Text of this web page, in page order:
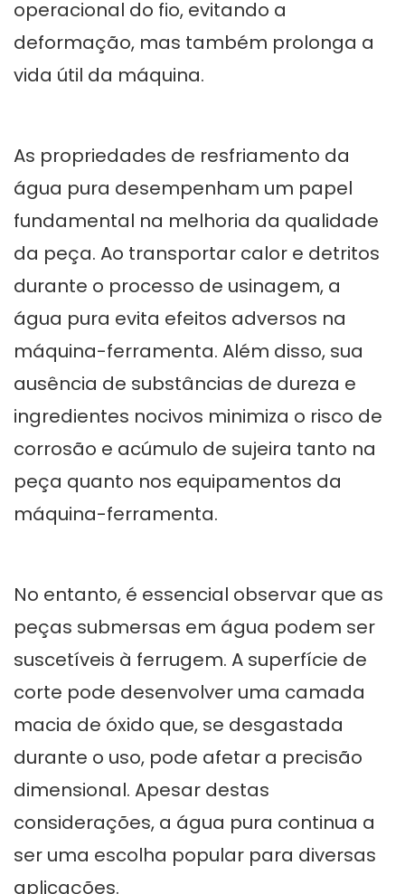
operacional do fio, evitando a
deformação, mas também prolonga a
vida útil da máquina.
As propriedades de resfriamento da
água pura desempenham um papel
fundamental na melhoria da qualidade
da peça. Ao transportar calor e detritos
durante o processo de usinagem, a
água pura evita efeitos adversos na
máquina-ferramenta. Além disso, sua
ausência de substâncias de dureza e
ingredientes nocivos minimiza o risco de
corrosão e acúmulo de sujeira tanto na
peça quanto nos equipamentos da
máquina-ferramenta.
No entanto, é essencial observar que as
peças submersas em água podem ser
suscetíveis à ferrugem. A superfície de
corte pode desenvolver uma camada
macia de óxido que, se desgastada
durante o uso, pode afetar a precisão
dimensional. Apesar destas
considerações, a água pura continua a
ser uma escolha popular para diversas
aplicações.